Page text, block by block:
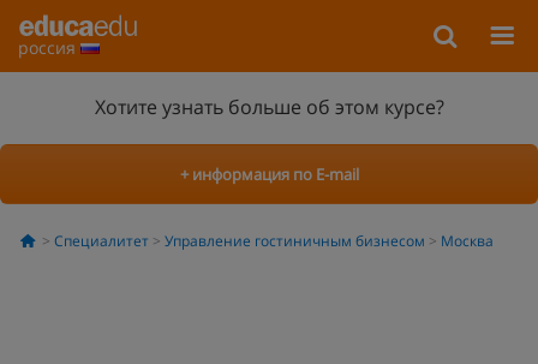
россия
Хотите узнать больше об этом курсе?
+ информация по E-mail
Специалитет Управление гостиничным бизнесом Москва